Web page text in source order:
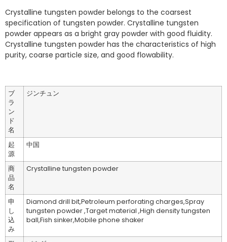
Crystalline tungsten powder belongs to the coarsest
specification of tungsten powder. Crystalline tungsten
powder appears as a bright gray powder with good fluidity.
Crystalline tungsten powder has the characteristics of high
purity, coarse particle size, and good flowability.
ブ
ラ
ン
ド
名
ジンチュン
起
源
中国
商
品
名
Crystalline tungsten powder
申
し
込
み
Diamond drill bit,Petroleum perforating charges,Spray
tungsten powder ,Target material ,High density tungsten
ball,Fish sinker,Mobile phone shaker